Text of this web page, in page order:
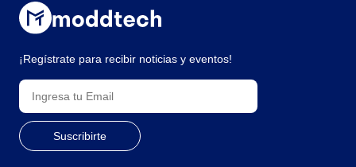
¡Regístrate para recibir noticias y eventos!